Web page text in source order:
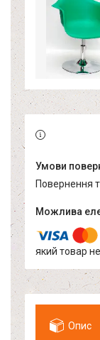
повернення
який товар
Опис